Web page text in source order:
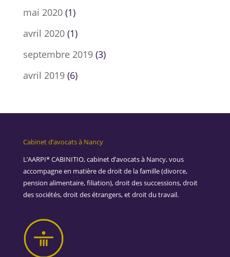
mai 2020(1)
avril 2020(1)
septembre 2019(3)
avril 2019(6)
Cabinet d’avocats à Nancy
L’AARPI* CABINITIO, cabinet d’avocats à Nancy, vous
accompagne en matière de droit de la famille (divorce,
pension alimentaire, filiation), droit des successions, droit
des sociétés, droit des étrangers, et droit du travail.